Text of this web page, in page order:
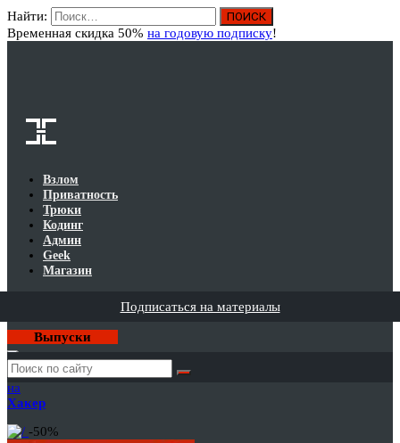
Найти:
Временная скидка 50% на годовую подписку!
Взлом
Приватность
Трюки
Кодинг
Админ
Geek
Магазин
Подписаться на материалы
Выпуски
Годовая
подписка
на
Хакер
-50%